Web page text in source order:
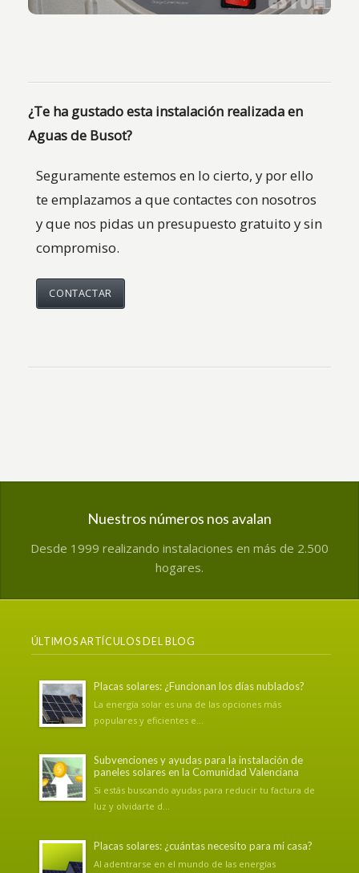
¿Te ha gustado esta instalación realizada en
Aguas de Busot?
Seguramente estemos en lo cierto, y por ello
te emplazamos a que contactes con nosotros
y que nos pidas un presupuesto gratuito y sin
compromiso.
CONTACTAR
Nuestros números nos avalan
Desde 1999 realizando instalaciones en más de 2.500
hogares.
ÚLTIMOS ARTÍCULOS DEL BLOG
Placas solares: ¿Funcionan los días nublados?
La energía solar es una de las opciones más
populares y eficientes e...
Subvenciones y ayudas para la instalación de
paneles solares en la Comunidad Valenciana
Si estás buscando ayudas para reducir tu factura de
luz y olvidarte d...
Placas solares: ¿cuántas necesito para mi casa?
Al adentrarse en el mundo de las energías